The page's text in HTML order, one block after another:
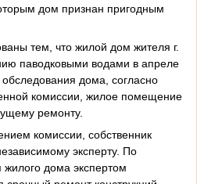
дом признан пригодным
тем, что жилой дом жителя г.
паводковыми водами в апреле
дома, согласно
комиссии, жилое помещение
ремонту.
комиссии, собственник
эксперту. По
жилого дома экспертом